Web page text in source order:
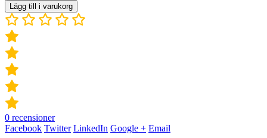
Lägg till i varukorg
0 recensioner
Facebook Twitter LinkedIn Google + Email